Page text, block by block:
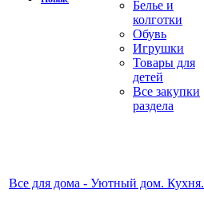
Белье и
колготки
Обувь
Игрушки
Товары для
детей
Все закупки
раздела
Все для дома - Уютный дом. Кухня.